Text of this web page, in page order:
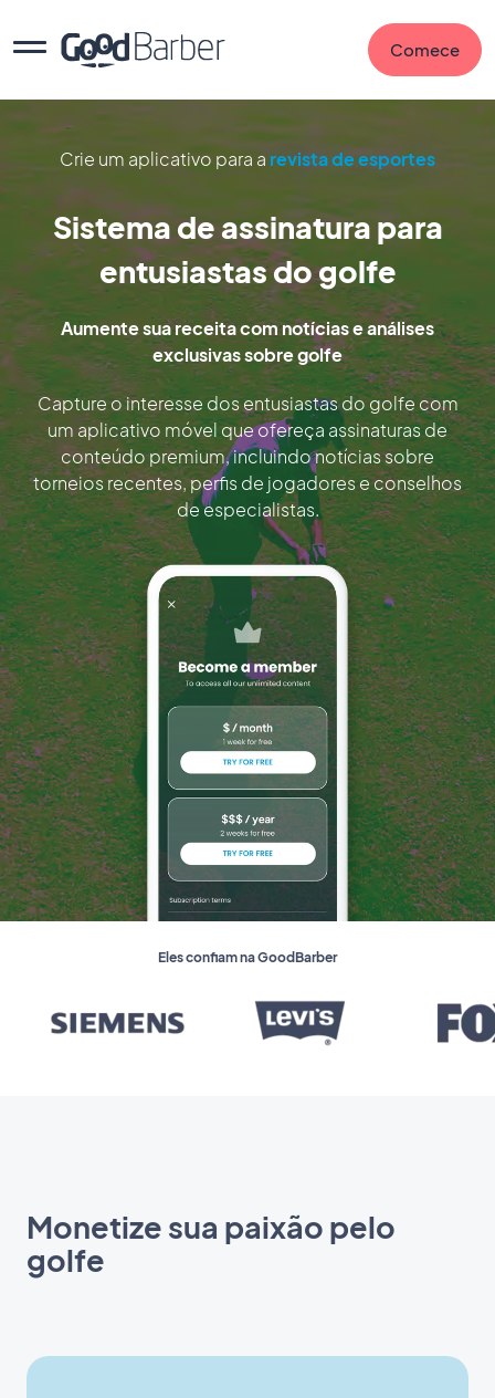
Comece
Crie um aplicativo para a revista de esportes
Sistema de assinatura para
entusiastas do golfe
Aumente sua receita com notícias e análises
exclusivas sobre golfe
Capture o interesse dos entusiastas do golfe com
um aplicativo móvel que ofereça assinaturas de
conteúdo premium, incluindo notícias sobre
torneios recentes, perfis de jogadores e conselhos
de especialistas.
Eles confiam na GoodBarber
Monetize sua paixão pelo
golfe